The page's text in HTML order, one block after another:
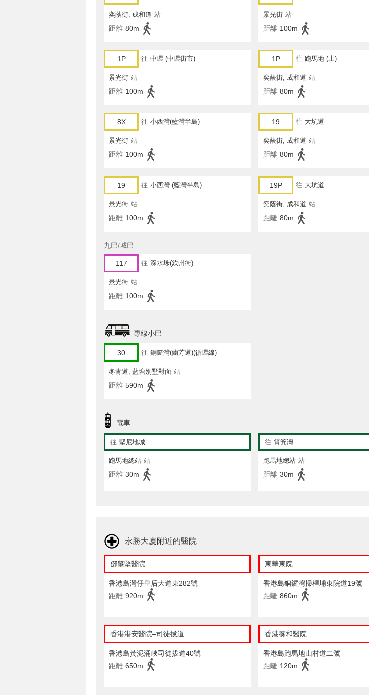
奕蔭街, 成和道 站
距離 80m
景光街 站
距離 100m
1P 往 中環 (中環街市)
景光街 站
距離 100m
1P 往 跑馬地 (上)
奕蔭街, 成和道 站
距離 80m
8X 往 小西灣(藍灣半島)
景光街 站
距離 100m
19 往 大坑道
奕蔭街, 成和道 站
距離 80m
19 往 小西灣 (藍灣半島)
景光街 站
距離 100m
19P 往 大坑道
奕蔭街, 成和道 站
距離 80m
九巴/城巴
117 往 深水埗(欽州街)
景光街 站
距離 100m
專線小巴
30 往 銅鑼灣(蘭芳道)(循環線)
冬青道, 藍塘別墅對面 站
距離 590m
電車
往 堅尼地城
跑馬地總站 站
距離 30m
往 筲箕灣
跑馬地總站 站
距離 30m
永勝大廈附近的醫院
鄧肇堅醫院
香港島灣仔皇后大道東282號
距離 920m
東華東院
香港島銅鑼灣掃桿埔東院道19號
距離 860m
香港港安醫院–司徒拔道
香港島黃泥涌峽司徒拔道40號
距離 650m
香港養和醫院
香港島跑馬地山村道二號
距離 120m